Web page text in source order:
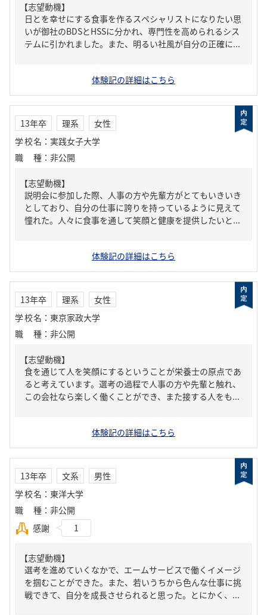
【志望動機】
日とを幸せにする食事を作るスペシャリストになりたい思
いが御社のBDSとHSSに分かれ、専門性を高められるシス
テムに引かれました。また、明るい社風が自分の正確に...
体験記の詳細はこちら
13年卒 理系
女性
学校名 ： 実践女子大学
職種 ： 非公開
【志望動機】
説明会に参加した際、人事の方や先輩方がとてもいきいき
としており、自分の仕事に誇りを持っているように見えて
憧れた。人々に食事を通して笑顔と健康を提供したいと...
体験記の詳細はこちら
13年卒 理系
女性
学校名 ： 東京家政大学
職種 ： 非公開
【志望動機】
食を通じて人を笑顔にするということが栄養士の原点であ
ると考えています。選考の過程で人事の方や先輩と触れ、
この会社なら楽しく働くことができ、また接する人をも...
体験記の詳細はこちら
13年卒 文系
男性
学校名 ： 東洋大学
職種 ： 非公開
感謝
1
【志望動機】
選考を進めていくなかで、エームサービスで働くイメージ
を掴むことができた。また、若いうちから色んな仕事に挑
戦できて、自分を成長させられると思った。とにかく、...